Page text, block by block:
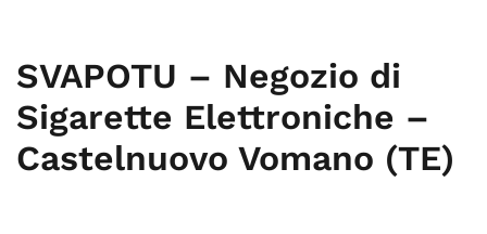
SVAPOTU – Negozio di
Sigarette Elettroniche –
Castelnuovo Vomano (TE)